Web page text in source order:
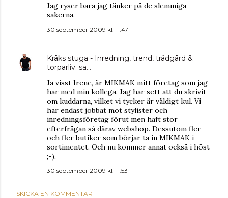
Jag ryser bara jag tänker på de slemmiga
sakerna.
30 september 2009 kl. 11:47
Kråks stuga - Inredning, trend, trädgård &
torparliv. sa…
Ja visst Irene, är MIKMAK mitt företag som jag
har med min kollega. Jag har sett att du skrivit
om kuddarna, vilket vi tycker är väldigt kul. Vi
har endast jobbat mot stylister och
inredningsföretag förut men haft stor
efterfrågan så därav webshop. Dessutom fler
och fler butiker som börjar ta in MIKMAK i
sortimentet. Och nu kommer annat också i höst
;-).
30 september 2009 kl. 11:53
SKICKA EN KOMMENTAR